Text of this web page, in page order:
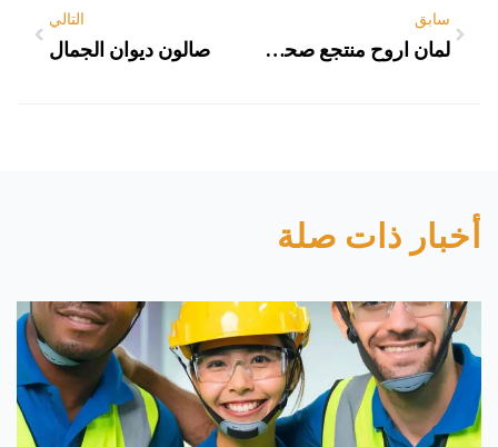
سابق
لمان اروح منتجع صحي ايش اسوي
التالي
صالون ديوان الجمال
أخبار ذات صلة